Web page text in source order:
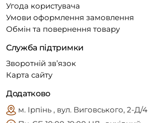
Угода користувача
Умови оформлення замовлення
Обмін та повернення товару
Служба підтримки
Зворотній зв’язок
Карта сайту
Додатково
м. Ірпінь , вул. Виговського, 2-Д/4